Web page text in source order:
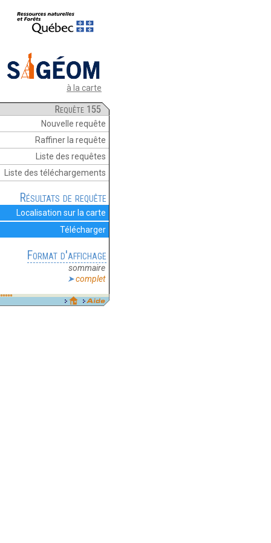
à la carte
Requête 155
Nouvelle requête
Raffiner la requête
Liste des requêtes
Liste des téléchargements
Résultats de requête
Localisation sur la carte
Télécharger
Format d'affichage
sommaire
complet